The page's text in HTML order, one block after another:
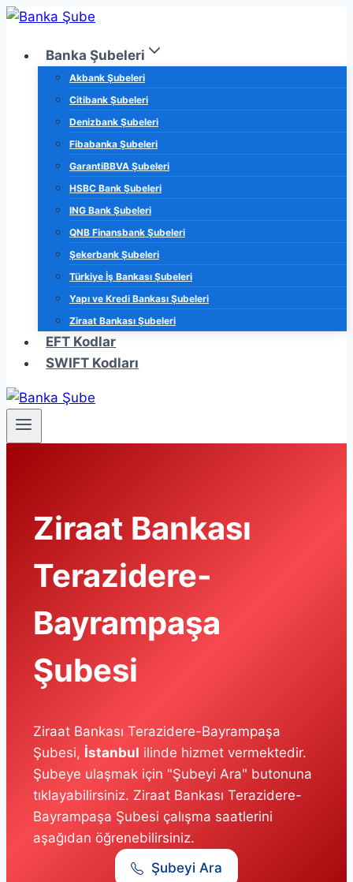
Skip
contentBanka Şubeleri
Akbank Şubeleri
Citibank Şubeleri
Denizbank Şubeleri
Fibabanka Şubeleri
GarantiBBVA Şubeleri
HSBC Bank Şubeleri
ING Bank Şubeleri
QNB Finansbank Şubeleri
Şekerbank Şubeleri
Türkiye İş Bankası Şubeleri
Yapı ve Kredi Bankası Şubeleri
Ziraat Bankası Şubeleri
EFT Kodlar
SWIFT Kodları
Ziraat Bankası
Terazidere-
Bayrampaşa
Şubesi
Ziraat Bankası Terazidere-Bayrampaşa
Şubesi, İstanbul ilinde hizmet vermektedir.
Şubeye ulaşmak için "Şubeyi Ara" butonuna
tıklayabilirsiniz. Ziraat Bankası Terazidere-
Bayrampaşa Şubesi çalışma saatlerini
aşağıdan öğrenebilirsiniz.
Şubeyi Ara